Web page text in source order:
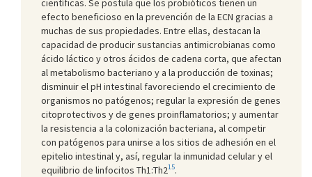
efecto beneficioso en la prevención de la ECN gracias a
muchas de sus propiedades. Entre ellas, destacan la
capacidad de producir sustancias antimicrobianas como
ácido láctico y otros ácidos de cadena corta, que afectan
al metabolismo bacteriano y a la producción de toxinas;
disminuir el pH intestinal favoreciendo el crecimiento de
organismos no patógenos; regular la expresión de genes
citoprotectivos y de genes proinflamatorios; y aumentar
la resistencia a la colonización bacteriana, al competir
con patógenos para unirse a los sitios de adhesión en el
epitelio intestinal y, así, regular la inmunidad celular y el
equilibrio de linfocitos Th1:Th215.